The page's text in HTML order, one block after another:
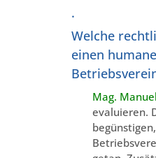
.
Welche
einen
Mag.
evaluieren.